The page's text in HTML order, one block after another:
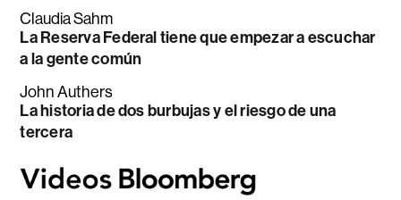
Claudia Sahm
La Reserva Federal tiene que empezar a escuchar
a la gente común
John Authers
La historia de dos burbujas y el riesgo de una
tercera